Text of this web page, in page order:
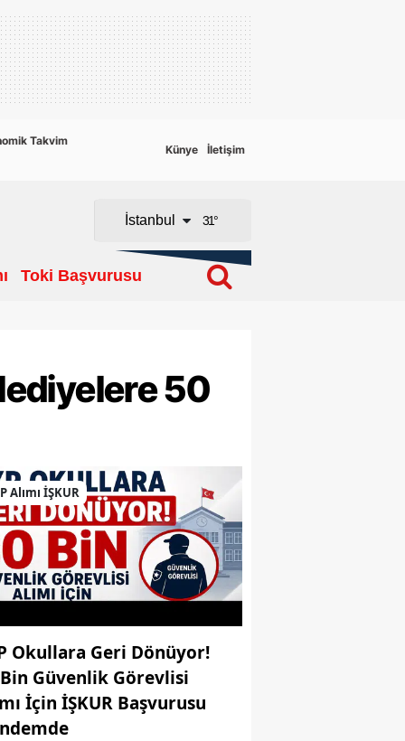
Takvim
Künye İletişim
İstanbul
Adana
Adıyaman
Balıkesir
Bitlis
Bolu
Burdur
Çanakkale
Çankırı
31°
Toki Başvurusu
50
Alımı İŞKUR
Okullara Geri Dönüyor!
Güvenlik Görevlisi
İçin İŞKUR Başvurusu